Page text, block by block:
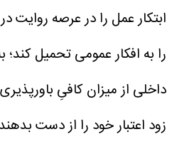
ابتکار عمل را در عرصه روایت
را به افکار عمومی تحمیل
داخلی از میزان کافیِ
زود اعتبار خود را از دست